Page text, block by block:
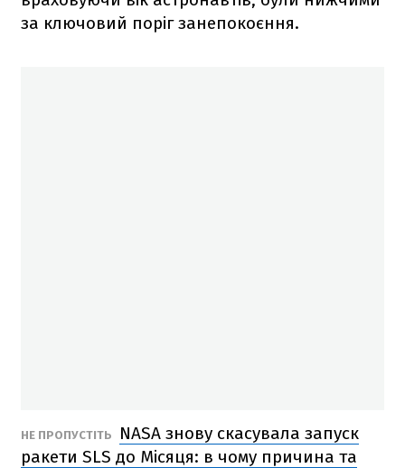
за ключовий поріг занепокоєння.
НЕ ПРОПУСТІТЬ
NASA знову скасувала запуск
ракети SLS до Місяця: в чому причина та